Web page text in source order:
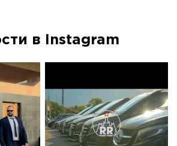
в Instagram